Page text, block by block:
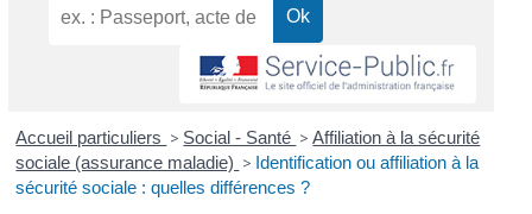
Accueil particuliers > Social - Santé > Affiliation à la sécurité
sociale (assurance maladie) > Identification ou affiliation à la
sécurité sociale : quelles différences ?